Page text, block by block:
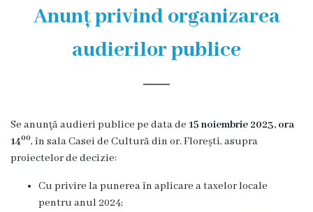
Organigrama
efectivul
Primăriei
primarului
Anunț privind organizarea
audierilor publice
Se anunţă audieri publice pe data de 15 noiembrie 2023, ora
1400, în sala Casei de Cultură din or. Florești, asupra
proiectelor de decizie:
Cu privire la punerea în aplicare a taxelor locale
pentru anul 2024;